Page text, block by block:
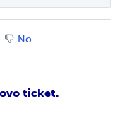
No
ticket.